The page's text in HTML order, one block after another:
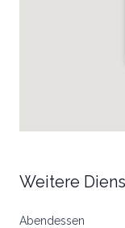
Weitere
Abendessen